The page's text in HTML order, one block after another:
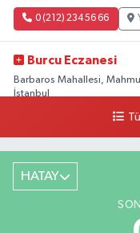
0 (212) 234 56 66
Burcu Eczanesi
Barbaros Mahallesi,
İstanbul
Tuna Tillo Eczanesi
Akşemsettin Mahallesi,
HATAY